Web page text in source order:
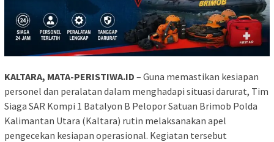
KALTARA, MATA-PERISTIWA.ID – Guna memastikan kesiapan
personel dan peralatan dalam menghadapi situasi darurat, Tim
Siaga SAR Kompi 1 Batalyon B Pelopor Satuan Brimob Polda
Kalimantan Utara (Kaltara) rutin melaksanakan apel
pengecekan kesiapan operasional. Kegiatan tersebut